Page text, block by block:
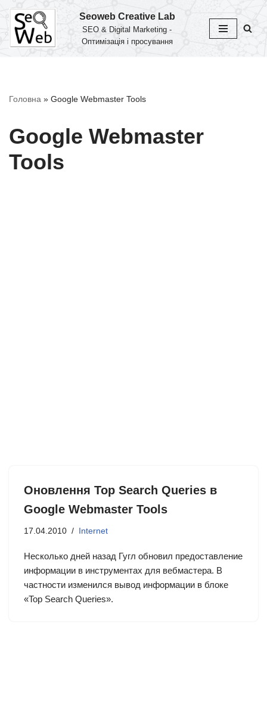
Перейти
до
Seoweb Creative Lab
SEO & Digital Marketing -
Оптимізація і просування
Головна » Google Webmaster Tools
Google Webmaster
Tools
Оновлення Top Search Queries в
Google Webmaster Tools
17.04.2010 Internet
Несколько дней назад Гугл обновил предоставление
информации в инструментах для вебмастера. В
частности изменился вывод информации в блоке
«Top Search Queries».